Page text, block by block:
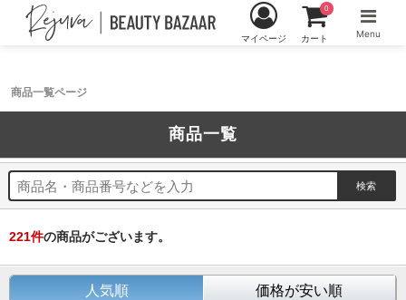
商品一覧ページ
マイページ カート
0
Menu
商品一覧
221件の商品がございます。
人気順
価格が安い順